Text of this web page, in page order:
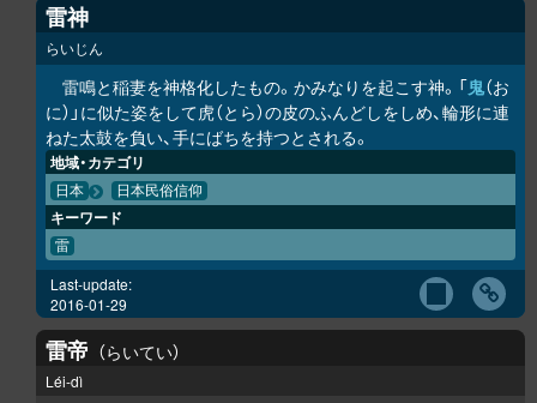
雷神
らいじん
雷鳴と稲妻を神格化したもの。かみなりを起こす神。「鬼（お
に）」に似た姿をして虎（とら）の皮のふんどしをしめ、輪形に連
ねた太鼓を負い、手にばちを持つとされる。
地域・カテゴリ
日本 日本民俗信仰
キーワード
雷
Last-update:
2016-01-29
雷帝 らいてい
Léi-dì